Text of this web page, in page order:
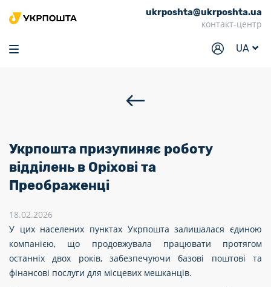
ukrposhta@ukrposhta.ua
контакт-центр
UA
Головна
Маркет
Відділення
Філателія
Кар’єра
Для бізнесу
Укрпошта призупиняє роботу
відділень в Оріхові та
Преображенці
18.02.2026
У цих населених пунктах Укрпошта залишалася єдиною
компанією, що продовжувала працювати протягом
останніх двох років, забезпечуючи базові поштові та
фінансові послуги для місцевих мешканців.